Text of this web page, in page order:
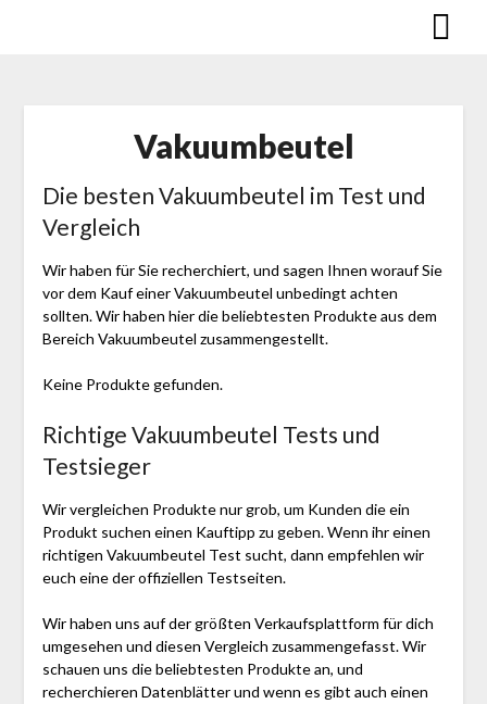
Vakuumbeutel
Die besten Vakuumbeutel im Test und
Vergleich
Wir haben für Sie recherchiert, und sagen Ihnen worauf Sie
vor dem Kauf einer Vakuumbeutel unbedingt achten
sollten. Wir haben hier die beliebtesten Produkte aus dem
Bereich Vakuumbeutel zusammengestellt.
Keine Produkte gefunden.
Richtige Vakuumbeutel Tests und
Testsieger
Wir vergleichen Produkte nur grob, um Kunden die ein
Produkt suchen einen Kauftipp zu geben. Wenn ihr einen
richtigen Vakuumbeutel Test sucht, dann empfehlen wir
euch eine der offiziellen Testseiten.
Wir haben uns auf der größten Verkaufsplattform für dich
umgesehen und diesen Vergleich zusammengefasst. Wir
schauen uns die beliebtesten Produkte an, und
recherchieren Datenblätter und wenn es gibt auch einen